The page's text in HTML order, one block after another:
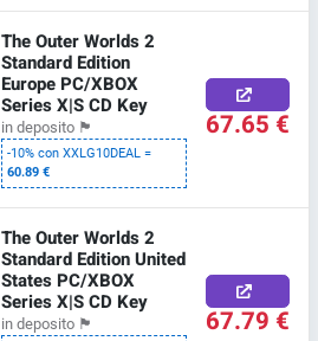
The Outer Worlds 2
Standard Edition
Europe PC/XBOX
Series X|S CD Key
in deposito 🏴
-10% con XXLG10DEAL =
60.89 €
67.65 €
The Outer Worlds 2
Standard Edition United
States PC/XBOX
Series X|S CD Key
in deposito 🏴 67.79 €